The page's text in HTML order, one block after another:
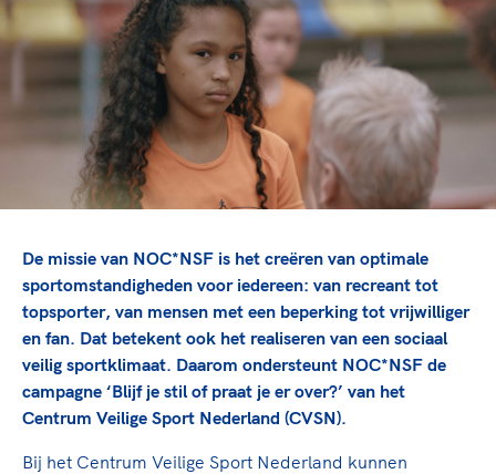
Sportonderzoek
Sportakkoord II
Game Changer
TeamNL kids
Olympische geschiedenis
Nieuwspagina
Columns
Sport gaat niet vanzelf
Veilige en integere sport
Diversiteit en inclusie
Gezonde sportomgeving
Duurzaamheid
Bekwaam sportkader
Vitale clubs en bestuurlijk kader
Sportmatch
Clubacties
Handboek Wet- en Regelgeving
Opleidingen en trainingen
High5 Stappenplan
TeamNL Academie Kalender
Kennisaanbod TeamNL Experts
TeamNL Sport Science Centre
Paralympische Spelen LA28
Europese Spelen Istanbul 2027
Topsportbeleid
Topsportfinanciering
Maatschappelijke waarde topsport
Top teamsportcompetities
De missie van NOC*NSF is het creëren van optimale
sportomstandigheden voor iedereen: van recreant tot
topsporter, van mensen met een beperking tot vrijwilliger
en fan. Dat betekent ook het realiseren van een sociaal
veilig sportklimaat. Daarom ondersteunt NOC*NSF de
campagne ‘Blijf je stil of praat je er over?’ van het
Centrum Veilige Sport Nederland (CVSN).
Bij het Centrum Veilige Sport Nederland kunnen